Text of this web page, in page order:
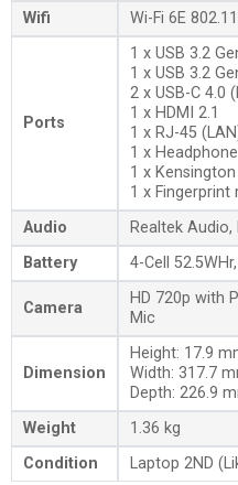
Wifi
Wi-Fi 6E
Ports
1 x USB 3.2
1 x USB 3.2
2 x USB-C 4.0
1 x HDMI 2.1
1 x RJ-45
1 x
1 x
1 x Fingerprint
Audio
Realtek
Battery
4-Cell
Camera
HD 720p with
Mic
Dimension
Height: 17.9
Width: 317.7
Depth: 226.9
Weight
1.36 kg
Condition
Laptop 2ND